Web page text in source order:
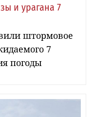
и урагана 7
штормовое
7
погоды